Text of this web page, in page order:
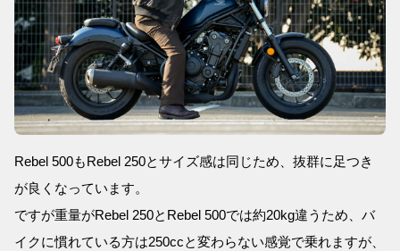
Rebel 500もRebel 250とサイズ感は同じため、抜群に足つき
が良くなっています。
ですが重量がRebel 250とRebel 500では約20kg違うため、バ
イクに慣れている方は250ccと変わらない感覚で乗れますが、